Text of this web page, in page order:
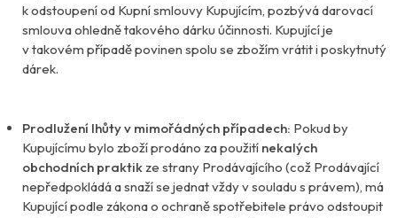
k odstoupení od Kupní smlouvy Kupujícím, pozbývá darovací
smlouva ohledně takového dárku účinnosti. Kupující je
v takovém případě povinen spolu se zbožím vrátit i poskytnutý
dárek.
Prodlužení lhůty v mimořádných případech: Pokud by
Kupujícímu bylo zboží prodáno za použití nekalých
obchodních praktikze strany Prodávajícího (což Prodávající
nepředpokládá a snaží se jednat vždy v souladu s právem), má
Kupující podle zákona o ochraně spotřebitele právo odstoupit